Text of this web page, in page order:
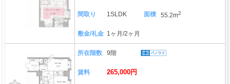
間取り 1SLDK 面積 55.2m2
敷金/礼金 1ヶ月/2ヶ月
所在階数 9階
賃料 265,000円